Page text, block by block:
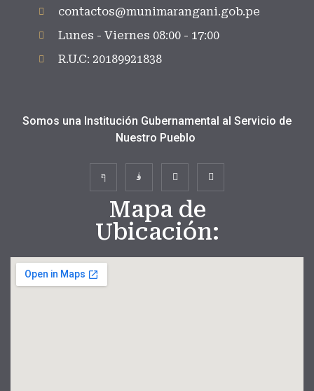
contactos@munimarangani.gob.pe
Lunes - Viernes 08:00 - 17:00
R.U.C: 20189921838
Somos una Institución Gubernamental al Servicio de
Nuestro Pueblo
Mapa de
Ubicación: